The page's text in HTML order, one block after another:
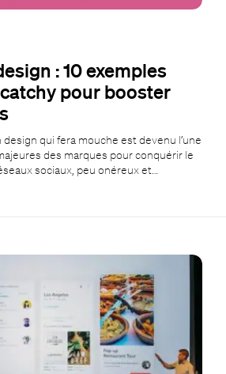
: 10 exemples
pour booster
qui fera mouche est devenu l’une
des marques pour conquérir le
sociaux, peu onéreux et…